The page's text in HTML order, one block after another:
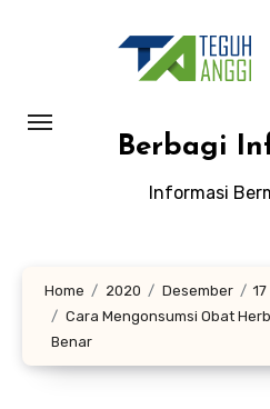
Berbagi
Informasi
Home 2020 Desember
17
Cara Mengonsumsi Obat
Benar